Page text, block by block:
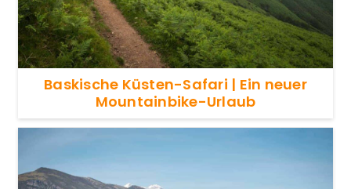
Baskische Küsten-Safari | Ein neuer
Mountainbike-Urlaub